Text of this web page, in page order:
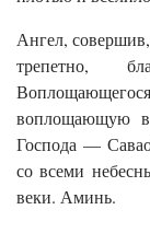
Ангел,
трепетно,
воплощающую
Господа —
со всеми
веки. Аминь.